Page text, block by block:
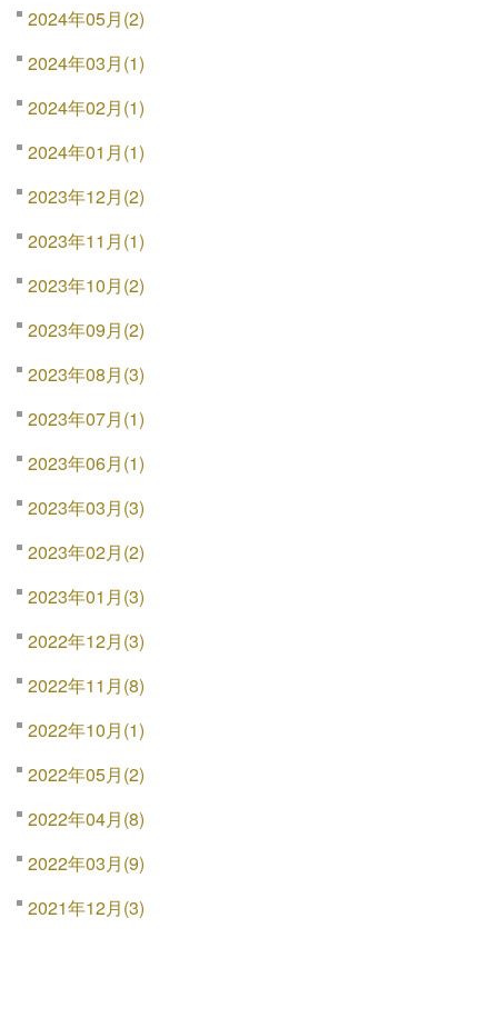
2024年05月(2)
2024年03月(1)
2024年02月(1)
2024年01月(1)
2023年12月(2)
2023年11月(1)
2023年10月(2)
2023年09月(2)
2023年08月(3)
2023年07月(1)
2023年06月(1)
2023年03月(3)
2023年02月(2)
2023年01月(3)
2022年12月(3)
2022年11月(8)
2022年10月(1)
2022年05月(2)
2022年04月(8)
2022年03月(9)
2021年12月(3)